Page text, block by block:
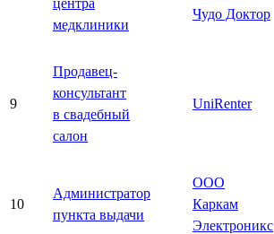
медклиники
Чудо Доктор
9
Продавец-
консультант
в свадебный
салон
UniRenter
10
Администратор
пункта выдачи
ООО
Каркам
Электроникс